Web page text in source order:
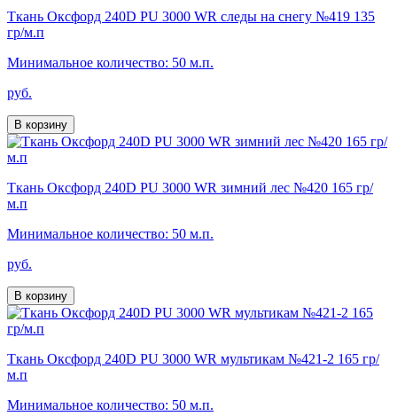
Ткань Оксфорд 240D PU 3000 WR следы на снегу №419 135
гр/м.п
Минимальное количество: 50 м.п.
руб.
В корзину
Ткань Оксфорд 240D PU 3000 WR зимний лес №420 165 гр/
м.п
Минимальное количество: 50 м.п.
руб.
В корзину
Ткань Оксфорд 240D PU 3000 WR мультикам №421-2 165 гр/
м.п
Минимальное количество: 50 м.п.